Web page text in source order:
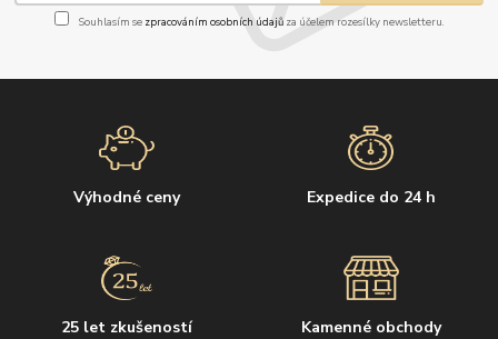
Souhlasím se zpracováním osobních údajůza účelem rozesílky newsletteru.
Výhodné ceny Expedice do 24 h
25 let zkušeností Kamenné obchody